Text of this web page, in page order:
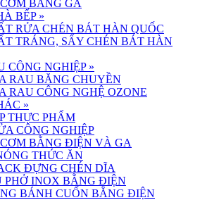
BẰNG GA
BẾP »
RỬA CHÉN BÁT HÀN QUỐC
TRÁNG, SẤY CHÉN BÁT HÀN
CÔNG NGHIỆP »
RAU BĂNG CHUYỀN
RAU CÔNG NGHỆ OZONE
»
THỰC PHẨM
CÔNG NGHIỆP
BẰNG ĐIỆN VÀ GA
THỨC ĂN
ĐỰNG CHÉN DĨA
PHỞ INOX BẰNG ĐIỆN
BÁNH CUỐN BẰNG ĐIỆN